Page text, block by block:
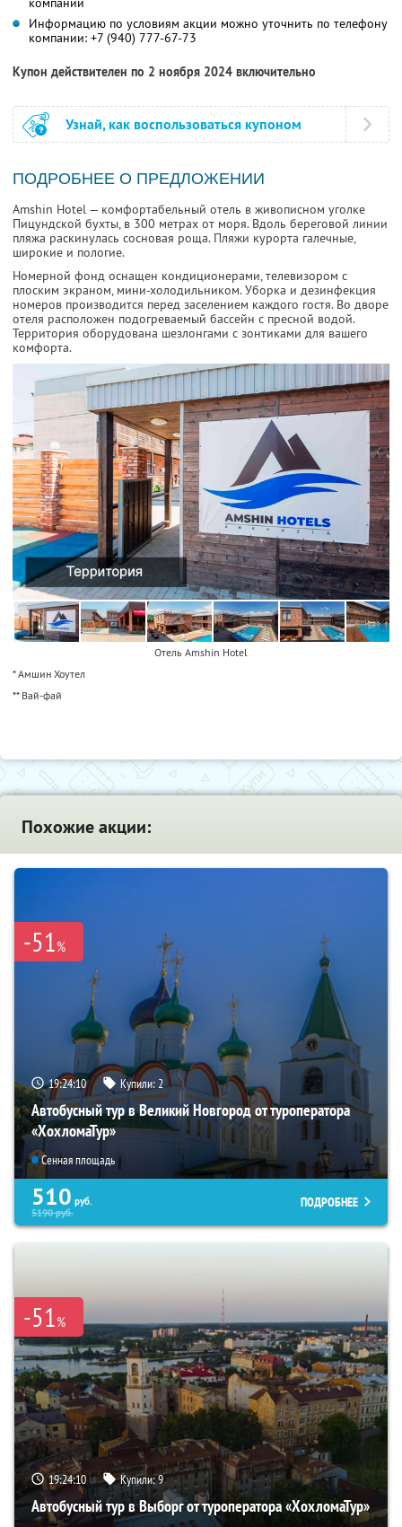
Информацию по условиям акции можно уточнить по телефону
компании: +7 (940) 777-67-73
Купон действителен по 2 ноября 2024 включительно
Узнай, как воспользоваться купоном
ПОДРОБНЕЕ О ПРЕДЛОЖЕНИИ
Amshin Hotel — комфортабельный отель в живописном уголке
Пицундской бухты, в 300 метрах от моря. Вдоль береговой линии
пляжа раскинулась сосновая роща. Пляжи курорта галечные,
широкие и пологие.
Номерной фонд оснащен кондиционерами, телевизором с
плоским экраном, мини-холодильником. Уборка и дезинфекция
номеров производится перед заселением каждого гостя. Во дворе
отеля расположен подогреваемый бассейн с пресной водой.
Территория оборудована шезлонгами с зонтиками для вашего
комфорта.
Отель Amshin Hotel
* Амшин Хоутел
** Вай-фай
Похожие акции:
-51%
19:24:09 Купили:2
Автобусный тур в Великий Новгород от туроператора
«ХохломаТур»
Сенная площадь
510 руб.
5190руб.
ПОДРОБНЕЕ
-51%
19:24:09 Купили:9
Автобусный тур в Выборг от туроператора «ХохломаТур»